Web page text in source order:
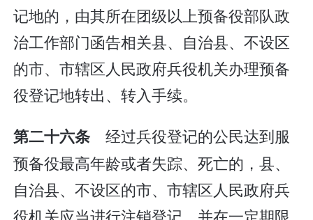
记地的，由其所在团级以上预备役部队政
治工作部门函告相关县、自治县、不设区
的市、市辖区人民政府兵役机关办理预备
役登记地转出、转入手续。
第二十六条经过兵役登记的公民达到服
预备役最高年龄或者失踪、死亡的，县、
自治县、不设区的市、市辖区人民政府兵